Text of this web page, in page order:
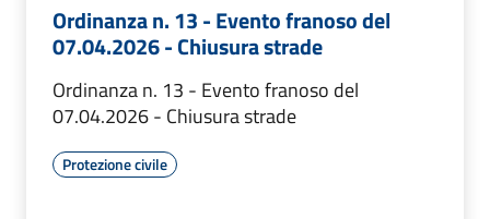
Ordinanza n. 13 - Evento franoso del
07.04.2026 - Chiusura strade
Ordinanza n. 13 - Evento franoso del
07.04.2026 - Chiusura strade
Protezione civile